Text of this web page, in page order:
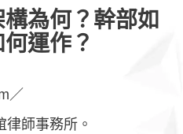
為何？幹部如
運作？
／
師事務所。